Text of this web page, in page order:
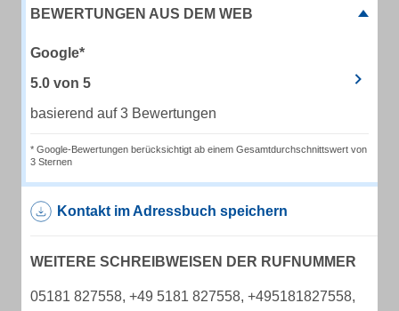
BEWERTUNGEN AUS DEM WEB
Google*
5.0 von 5
basierend auf 3 Bewertungen
* Google-Bewertungen berücksichtigt ab einem Gesamtdurchschnittswert von
3 Sternen
Kontakt im Adressbuch speichern
WEITERE SCHREIBWEISEN DER RUFNUMMER
05181 827558, +49 5181 827558, +495181827558,